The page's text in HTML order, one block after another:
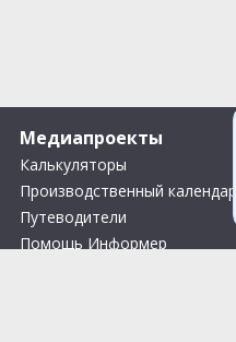
Медиапроекты
Калькуляторы
Производственный календарь
Путеводители
Помощь Информер